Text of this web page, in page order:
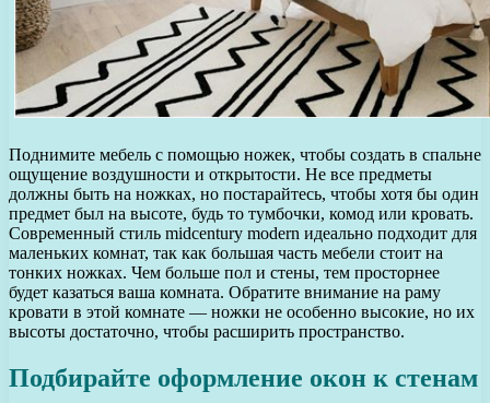
Поднимите мебель с помощью ножек, чтобы создать в спальне
ощущение воздушности и открытости. Не все предметы
должны быть на ножках, но постарайтесь, чтобы хотя бы один
предмет был на высоте, будь то тумбочки, комод или кровать.
Современный стиль midcentury modern идеально подходит для
маленьких комнат, так как большая часть мебели стоит на
тонких ножках. Чем больше пол и стены, тем просторнее
будет казаться ваша комната. Обратите внимание на раму
кровати в этой комнате — ножки не особенно высокие, но их
высоты достаточно, чтобы расширить пространство.
Подбирайте оформление окон к стенам